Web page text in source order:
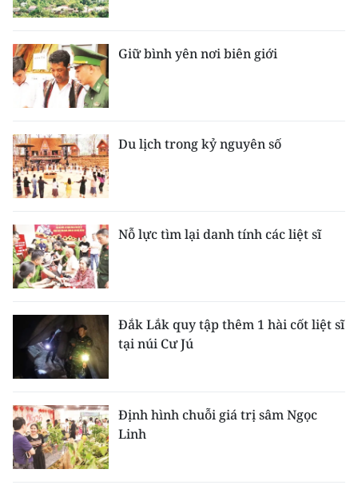
Giữ bình yên nơi biên giới
Du lịch trong kỷ nguyên số
Nỗ lực tìm lại danh tính các liệt sĩ
Đắk Lắk quy tập thêm 1 hài cốt liệt sĩ
tại núi Cư Jú
Định hình chuỗi giá trị sâm Ngọc
Linh